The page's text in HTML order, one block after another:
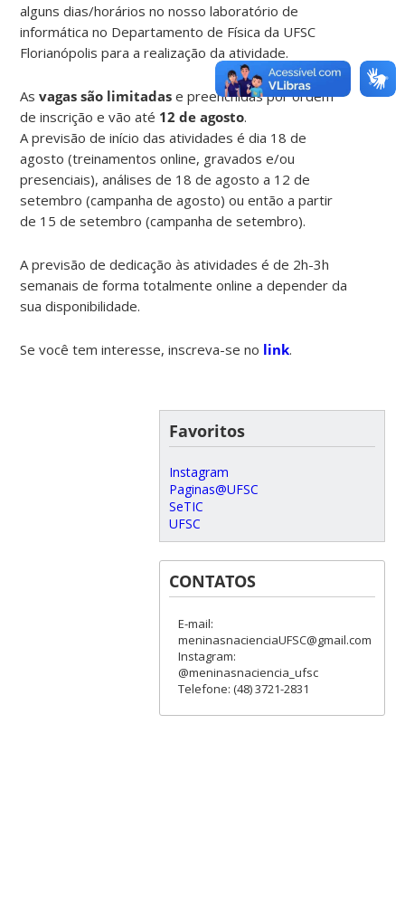
alguns dias/horários no nosso laboratório de
informática no Departamento de Física da UFSC
Florianópolis para a realização da atividade.
Asvagas são limitadas e preenchidas por ordem
de inscrição e vão até 12 de agosto.
A previsão de início das atividades é dia 18 de
agosto (treinamentos online, gravados e/ou
presenciais), análises de 18 de agosto a 12 de
setembro (campanha de agosto) ou então a partir
de 15 de setembro (campanha de setembro).
A previsão de dedicação às atividades é de 2h-3h
semanais de forma totalmente online a depender da
sua disponibilidade.
Se você tem interesse, inscreva-se no link.
Favoritos
Instagram
Paginas@UFSC
SeTIC
UFSC
CONTATOS
E-mail:
meninasnacienciaUFSC@gmail.com
Instagram:
@meninasnaciencia_ufsc
Telefone: (48) 3721-2831